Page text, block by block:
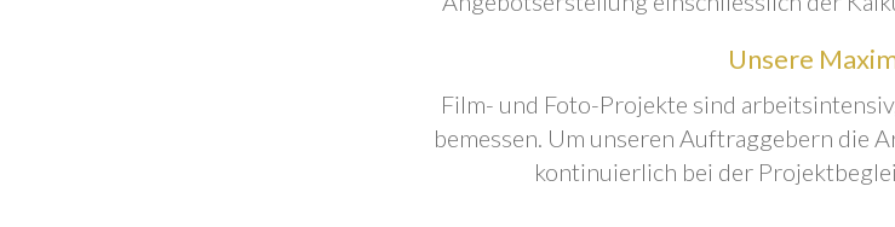
Unsere
Film- und Foto-Projekte sind
bemessen. Um unseren Auftraggebern die
kontinuierlich bei der